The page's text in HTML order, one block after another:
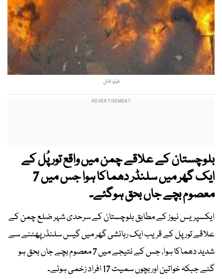
فوٹو: فائل
بلوچستان کے علاقے چمن میں واقع تور پُل کے
ایک گھر میں سلنڈر دھماکا ہوا جس میں 7
معصوم بچے جاں بحق ہوگئے۔
ایکسپریس نیوز کے مطابق بلوچستان کے سرحدی شہر ضلع چمن کے
علاقے تورپل کے قریب ایک رہائشی گھر میں گیس سلنڈر پھٹنے سے
شدید دھماکا ہوا، جس کے نتیجے میں 7 معصوم بچے جاں بحق ہو
گئے جبکہ خواتین اور بچوں سمیت 17 افراد زخمی ہوئے۔